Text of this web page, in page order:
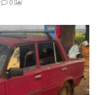
0